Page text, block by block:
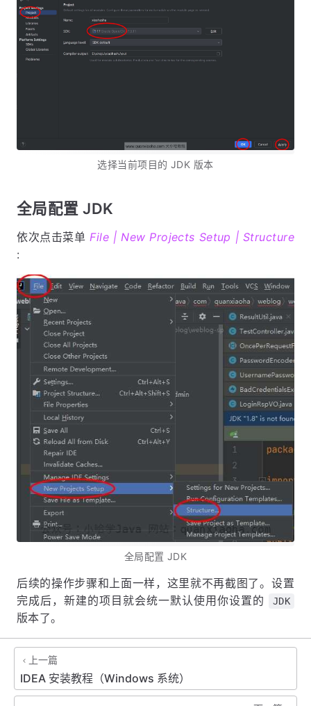
选择当前项目的 JDK 版本
全局配置 JDK
依次点击菜单File | New Projects Setup | Structure
:
全局配置 JDK
后续的操作步骤和上面一样，这里就不再截图了。设置
完成后，新建的项目就会统一默认使用你设置的
JDK
版本了。
上一篇
IDEA 安装教程（Windows 系统）